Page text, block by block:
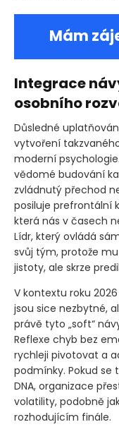
Mám
Integrace
osobního
Důsledné
vytvoření
moderní
vědomé budování
zvládnutý přechod
posiluje prefrontální
která nás v časech
Lídr, který ovládá
svůj tým, protože
jistoty, ale skrze
V kontextu roku
jsou sice nezbytné,
právě tyto „soft“
Reflexe chyb bez
rychleji pivotovat a
podmínky. Pokud
DNA, organizace
volatility, podobně
rozhodujícím finále.